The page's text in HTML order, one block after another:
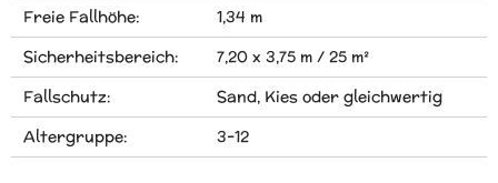
Freie Fallhöhe:
1,34 m
Sicherheitsbereich:
7,20 x 3,75 m / 25 m²
Fallschutz:
Sand, Kies oder gleichwertig
Altergruppe:
3-12